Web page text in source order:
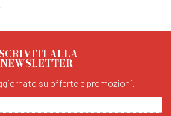
ALLA
NEWSLETTER
su offerte e promozioni.